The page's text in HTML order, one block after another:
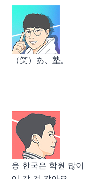
（笑）あ、塾。
응 한국은 학원 많